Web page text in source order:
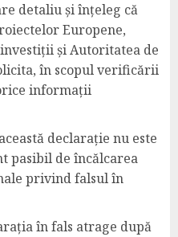
detaliu și înțeleg că
Europene,
și Autoritatea de
în scopul verificării
informații
declarație nu este
pasibil de încălcarea
privind falsul în
în fals atrage după